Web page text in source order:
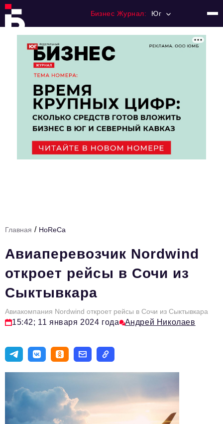
Бизнес Журнал: Юг
Франчайзинг
Номера журнала
Категории:
Финансы
Цитаты
Аналитика
Главное
Интервью
Право
Авто
Персона
Главная / HoReCa
Авиаперевозчик Nordwind
откроет рейсы в Сочи из
Сыктывкара
Авиакомпания Nordwind откроет рейсы в Сочи из Сыктывкара
15:42; 11 января 2024 года Андрей Николаев